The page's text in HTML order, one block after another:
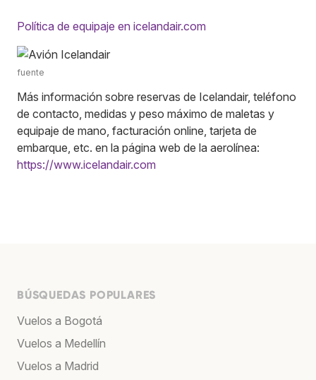
Política de equipaje en icelandair.com
fuente
Más información sobre reservas de Icelandair, teléfono
de contacto, medidas y peso máximo de maletas y
equipaje de mano, facturación online, tarjeta de
embarque, etc. en la página web de la aerolínea:
https://www.icelandair.com
BÚSQUEDAS POPULARES
Vuelos a Bogotá
Vuelos a Medellín
Vuelos a Madrid